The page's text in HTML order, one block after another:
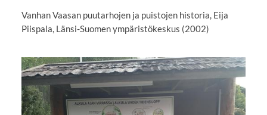
Vanhan Vaasan puutarhojen ja puistojen historia, Eija
Piispala, Länsi-Suomen ympäristökeskus (2002)